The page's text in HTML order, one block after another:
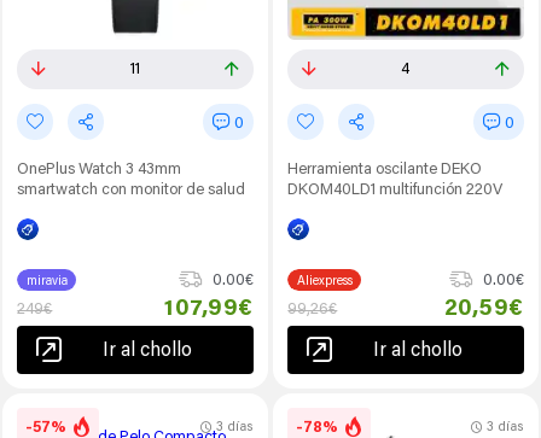
11
0
OnePlus Watch 3 43mm
smartwatch con monitor de salud
miravia
0.00€
249€
107,99€
Ir al chollo
4
0
Herramienta oscilante DEKO
DKOM40LD1 multifunción 220V
Aliexpress
0.00€
99,26€
20,59€
Ir al chollo
-57% 3 días -78% 3 días